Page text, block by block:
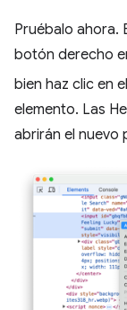
Pruébalo ahora.
botón derecho
bien haz clic en
elemento. Las
abrirán el nuevo